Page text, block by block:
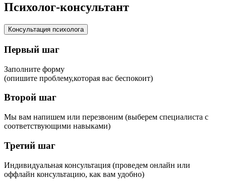
Психолог-консультант
Консультация психолога
Первый шаг
Заполните форму
(опишите проблему,которая вас беспокоит)
Второй шаг
Мы вам напишем или перезвоним (выберем специалиста с
соответствующими навыками)
Третий шаг
Индивидуальная консультация (проведем онлайн или
оффлайн консультацию, как вам удобно)